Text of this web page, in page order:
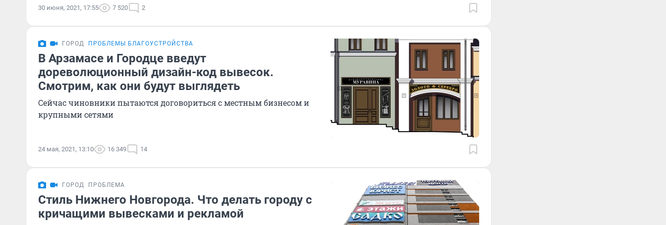
30 июня, 2021, 17:55 7 520 2
ГОРОД ПРОБЛЕМЫ БЛАГОУСТРОЙСТВА
В Арзамасе и Городце введут
дореволюционный дизайн-код вывесок.
Смотрим, как они будут выглядеть
Сейчас чиновники пытаются договориться с местным бизнесом и
крупными сетями
24 мая, 2021, 13:10 16 349 14
ГОРОД ПРОБЛЕМА
Стиль Нижнего Новгорода. Что делать городу с
кричащими вывесками и рекламой